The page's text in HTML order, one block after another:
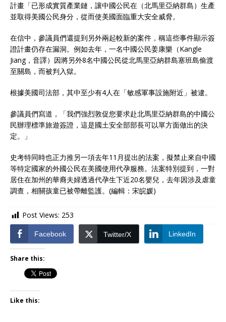
計畫「已形成實質產業鏈，讓中國公民在（北馬里亞納群島）生產
並取得美國公民身分，從而使美國面臨重大安全威脅。
在信中，參議員們還提到另外兩起較新的案件，稱這些事件顯示簽
證計畫仍存在漏洞。例如去年，一名中國公民姜康樂（Kangle
Jiang，音譯）因將另外8名中國公民從北馬里亞納群島塞班島偷渡
至關島，而被判入獄。
根據美國司法部，其中至少有4人在「敏感軍事設施附近」被逮。
參議員們寫道，「我們強烈敦促您要求赴北馬里亞納群島的中國公
民辦理標準旅遊簽證，這是國土安全部部長可以單方面做出的決
定。」
史考特同時也正力推另一項去年11月提出的法案，擬禁止來自中國
等特定國家的外國公民在美國使用代孕服務。法案特別提到，一對
居住在加州的華裔夫婦透過代孕生下近20名嬰兒，去年因涉及虐童
調查，相關孩童已被帶離監護。(編輯：宋皖媛)
Post Views: 253
Facebook Twitter/X LinkedIn
Share this:
Like this: